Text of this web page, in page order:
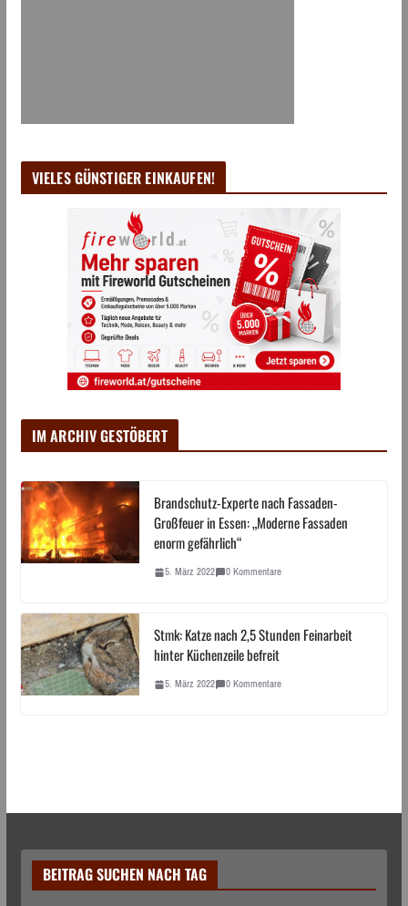
VIELES GÜNSTIGER EINKAUFEN!
IM ARCHIV GESTÖBERT
Brandschutz-Experte nach Fassaden-
Großfeuer in Essen: „Moderne Fassaden
enorm gefährlich“
5. März 2022 0 Kommentare
Stmk: Katze nach 2,5 Stunden Feinarbeit
hinter Küchenzeile befreit
5. März 2022 0 Kommentare
BEITRAG SUCHEN NACH TAG